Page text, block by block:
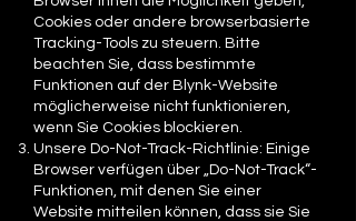
Cookies oder andere browserbasierte
Tracking-Tools zu steuern. Bitte
beachten Sie, dass bestimmte
Funktionen auf der Blynk-Website
möglicherweise nicht funktionieren,
wenn Sie Cookies blockieren.
Unsere Do-Not-Track-Richtlinie: Einige
Browser verfügen über „Do-Not-Track“-
Funktionen, mit denen Sie einer
Website mitteilen können, dass sie Sie